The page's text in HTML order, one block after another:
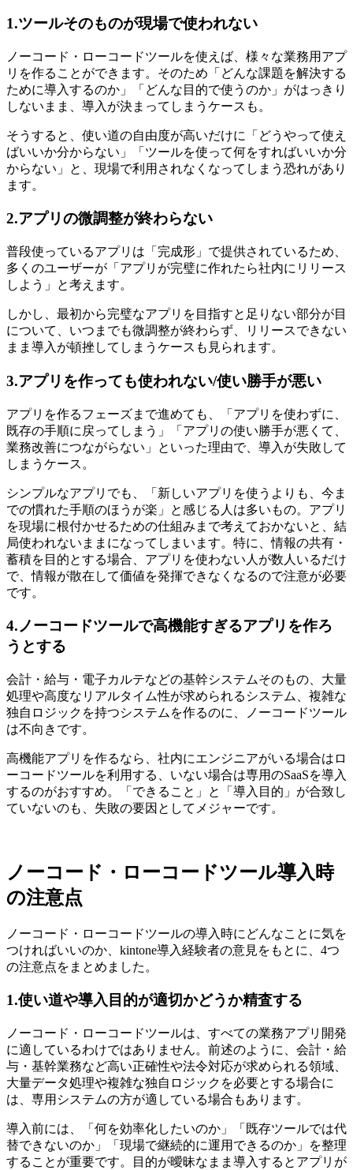
1.ツールそのものが現場で使われない
ノーコード・ローコードツールを使えば、様々な業務用アプ
リを作ることができます。そのため「どんな課題を解決する
ために導入するのか」「どんな目的で使うのか」がはっきり
しないまま、導入が決まってしまうケースも。
そうすると、使い道の自由度が高いだけに「どうやって使え
ばいいか分からない」「ツールを使って何をすればいいか分
からない」と、現場で利用されなくなってしまう恐れがあり
ます。
2.アプリの微調整が終わらない
普段使っているアプリは「完成形」で提供されているため、
多くのユーザーが「アプリが完璧に作れたら社内にリリース
しよう」と考えます。
しかし、最初から完璧なアプリを目指すと足りない部分が目
について、いつまでも微調整が終わらず、リリースできない
まま導入が頓挫してしまうケースも見られます。
3.アプリを作っても使われない/使い勝手が悪い
アプリを作るフェーズまで進めても、「アプリを使わずに、
既存の手順に戻ってしまう」「アプリの使い勝手が悪くて、
業務改善につながらない」といった理由で、導入が失敗して
しまうケース。
シンプルなアプリでも、「新しいアプリを使うよりも、今ま
での慣れた手順のほうが楽」と感じる人は多いもの。アプリ
を現場に根付かせるための仕組みまで考えておかないと、結
局使われないままになってしまいます。特に、情報の共有・
蓄積を目的とする場合、アプリを使わない人が数人いるだけ
で、情報が散在して価値を発揮できなくなるので注意が必要
です。
4.ノーコードツールで高機能すぎるアプリを作ろ
うとする
会計・給与・電子カルテなどの基幹システムそのもの、大量
処理や高度なリアルタイム性が求められるシステム、複雑な
独自ロジックを持つシステムを作るのに、ノーコードツール
は不向きです。
高機能アプリを作るなら、社内にエンジニアがいる場合はロ
ーコードツールを利用する、いない場合は専用のSaaSを導入
するのがおすすめ。「できること」と「導入目的」が合致し
ていないのも、失敗の要因としてメジャーです。
ノーコード・ローコードツール導入時
の注意点
ノーコード・ローコードツールの導入時にどんなことに気を
つければいいのか、kintone導入経験者の意見をもとに、4つ
の注意点をまとめました。
1.使い道や導入目的が適切かどうか精査する
ノーコード・ローコードツールは、すべての業務アプリ開発
に適しているわけではありません。前述のように、会計・給
与・基幹業務など高い正確性や法令対応が求められる領域、
大量データ処理や複雑な独自ロジックを必要とする場合に
は、専用システムの方が適している場合もあります。
導入前には、「何を効率化したいのか」「既存ツールでは代
替できないのか」「現場で継続的に運用できるのか」を整理
することが重要です。目的が曖昧なまま導入するとアプリが